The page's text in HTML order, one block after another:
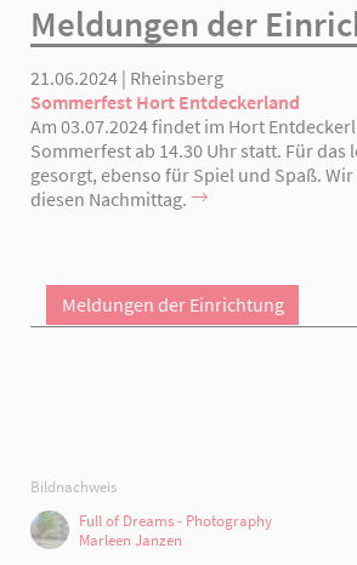
Meldungen der
21.06.2024 | Rheinsberg
Sommerfest Hort Entdeckerland
Am 03.07.2024 findet im Hort
Sommerfest ab 14.30 Uhr statt. Für das
gesorgt, ebenso für Spiel und Spaß.
diesen Nachmittag.
Meldungen der Einrichtung
Bildnachweis
Full of Dreams - Photography
Marleen Janzen